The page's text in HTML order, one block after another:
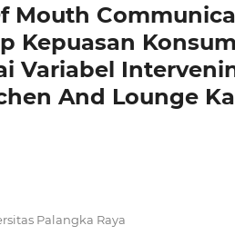
Mouth
Kepuasan
Variabel
And Lounge
Palangka Raya